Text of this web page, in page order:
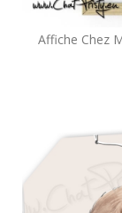
Affiche Chez